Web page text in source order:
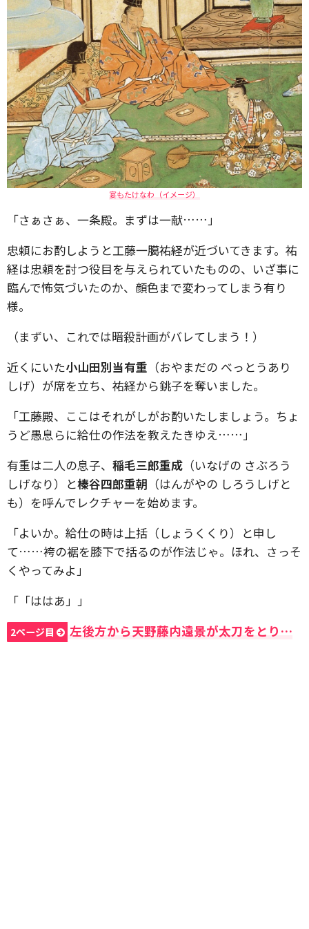
宴もたけなわ（イメージ）
「さぁさぁ、一条殿。まずは一献……」
忠頼にお酌しようと工藤一臈祐経が近づいてきます。祐
経は忠頼を討つ役目を与えられていたものの、いざ事に
臨んで怖気づいたのか、顔色まで変わってしまう有り
様。
（まずい、これでは暗殺計画がバレてしまう！）
近くにいた小山田別当有重 （おやまだの べっとうあり
しげ）が席を立ち、祐経から銚子を奪いました。
「工藤殿、ここはそれがしがお酌いたしましょう。ちょ
うど愚息らに給仕の作法を教えたきゆえ……」
有重は二人の息子、 稲毛三郎重成 （いなげの さぶろう
しげなり）と榛谷四郎重朝 （はんがやの しろうしげと
も）を呼んでレクチャーを始めます。
「よいか。給仕の時は上括（しょうくくり）と申し
て……袴の裾を膝下で括るのが作法じゃ。ほれ、さっそ
くやってみよ」
「「ははあ」」
2ページ目 左後方から天野藤内遠景が太刀をとり…